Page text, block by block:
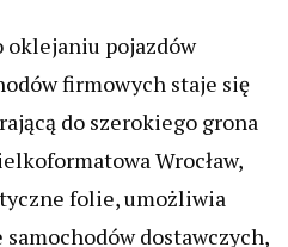
oklejaniu pojazdów
firmowych staje się
do szerokiego grona
Wrocław,
folie, umożliwia
dostawczych,